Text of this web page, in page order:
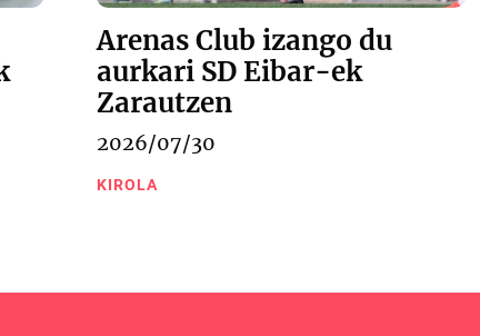
Arenas Club izango du
aurkari SD Eibar-ek
Zarautzen
2026/07/30
KIROLA